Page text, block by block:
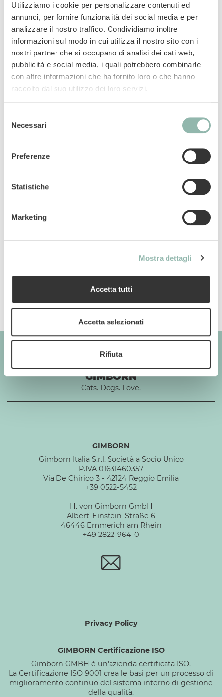
Utilizziamo i cookie per personalizzare contenuti ed
annunci, per fornire funzionalità dei social media e per
analizzare il nostro traffico. Condividiamo inoltre
informazioni sul modo in cui utilizza il nostro sito con i
nostri partner che si occupano di analisi dei dati web,
pubblicità e social media, i quali potrebbero combinarle
con altre informazioni che ha fornito loro o che hanno
raccolto dal suo utilizzo dei loro servizi.
delNecessari
Preferenze
Statistiche
Marketing
Mostra dettagli
Accetta tutti
Accetta selezionati
Rifiuta
LIMONE, ARANCIO & ACETO di MELE CON
ACQUA VITALIZZATA NO PETROLATI, PRABENI,
PROFUMI, COLORANTI E CONSERVANTI DI
SINTESI Spray nebulizzatore formulato
specificatamente con una tonalità odorosa
determinata da sostanze funzionali attive quali
l’olio essenziale di Limone e di Arancio e
compromette l’olfatto del cane, ma lo
dissuade dal frequentare e sporcare i luoghi
Codice ean: 4002064504803
Composizione
GIMBORN
Cats. Dogs. Love.
GIMBORN
Gimborn Italia S.r.l. Società a Socio Unico
P.IVA 01631460357
Via De Chirico 3 - 42124 Reggio Emilia
+39 0522-5452
H. von Gimborn GmbH
Albert-Einstein-Straße 6
46446 Emmerich am Rhein
+49 2822-964-0
Privacy Policy
GIMBORN Certificazione ISO
Gimborn GMBH è un'azienda certificata ISO.
La Certificazione ISO 9001 crea le basi per un processo di
miglioramento continuo del sistema interno di gestione
della qualità.